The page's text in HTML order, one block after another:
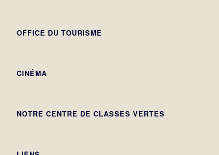
OFFICE DU TOURISME
CINÉMA
NOTRE CENTRE DE CLASSES VERTES